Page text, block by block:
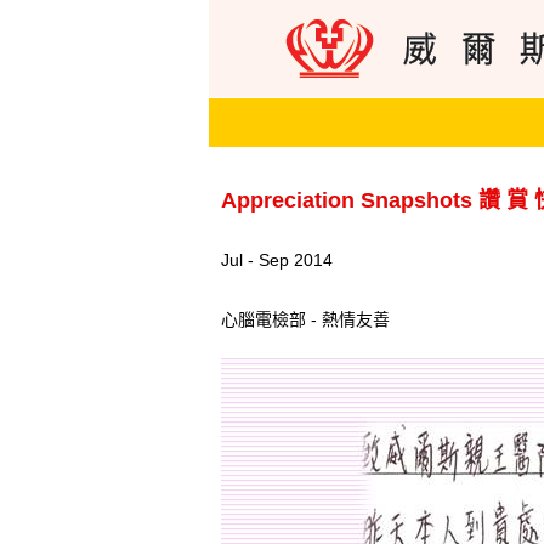
Appreciation Snapshots 讚 賞
Jul - Sep 2014
心腦電檢部 - 熱情友善